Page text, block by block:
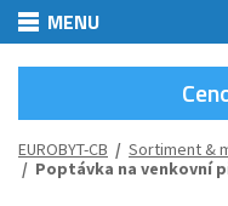
MENU
EUROBYT-CB / Sortiment &
/ Poptávka na venkovní